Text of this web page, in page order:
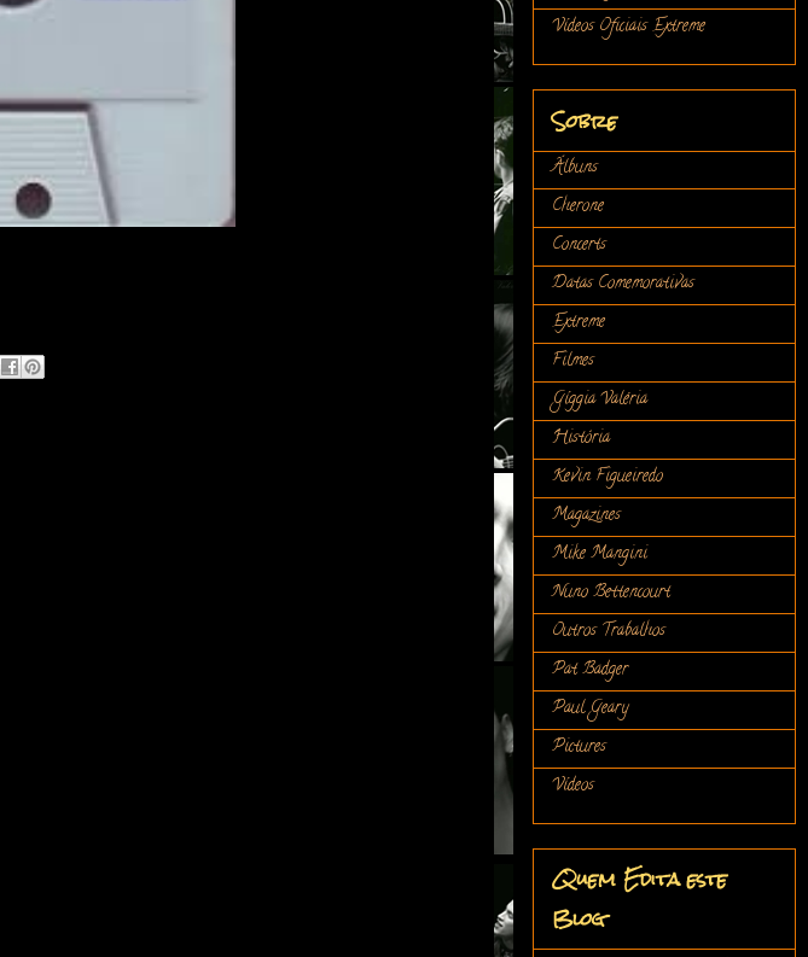
Vídeos Oficiais Extreme
Sobre
Álbuns
Cherone
Concerts
Datas Comemorativas
Extreme
Filmes
Gíggia Valéria
História
Kevin Figueiredo
Magazines
Mike Mangini
Nuno Bettencourt
Outros Trabalhos
Pat Badger
Paul Geary
Pictures
Vídeos
Quem Edita este
Blog